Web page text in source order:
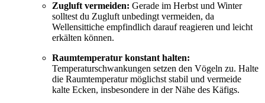
Zugluft vermeiden: Gerade im Herbst und Winter
solltest du Zugluft unbedingt vermeiden, da
Wellensittiche empfindlich darauf reagieren und leicht
erkälten können.
Raumtemperatur konstant halten:
Temperaturschwankungen setzen den Vögeln zu. Halte
die Raumtemperatur möglichst stabil und vermeide
kalte Ecken, insbesondere in der Nähe des Käfigs.